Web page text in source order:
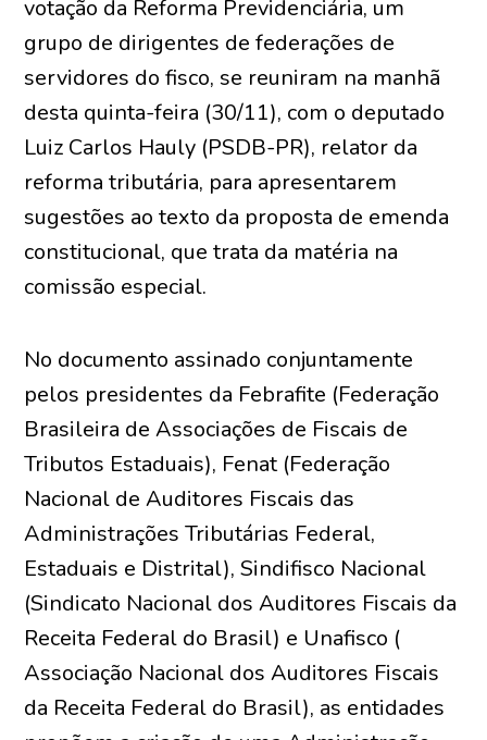
votação da Reforma Previdenciária, um
grupo de dirigentes de federações de
servidores do fisco, se reuniram na manhã
desta quinta-feira (30/11), com o deputado
Luiz Carlos Hauly (PSDB-PR), relator da
reforma tributária, para apresentarem
sugestões ao texto da proposta de emenda
constitucional, que trata da matéria na
comissão especial.
No documento assinado conjuntamente
pelos presidentes da Febrafite (Federação
Brasileira de Associações de Fiscais de
Tributos Estaduais), Fenat (Federação
Nacional de Auditores Fiscais das
Administrações Tributárias Federal,
Estaduais e Distrital), Sindifisco Nacional
(Sindicato Nacional dos Auditores Fiscais da
Receita Federal do Brasil) e Unafisco (
Associação Nacional dos Auditores Fiscais
da Receita Federal do Brasil), as entidades